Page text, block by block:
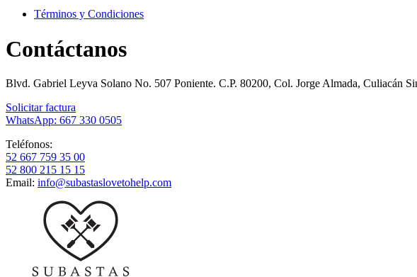
Términos y Condiciones
Contáctanos
Blvd. Gabriel Leyva Solano No. 507 Poniente. C.P. 80200, Col. Jorge Almada, Culiacán
Solicitar factura
WhatsApp: 667 330 0505
Teléfonos:
52 667 759 35 00
52 800 215 15 15
Email: info@subastaslovetohelp.com